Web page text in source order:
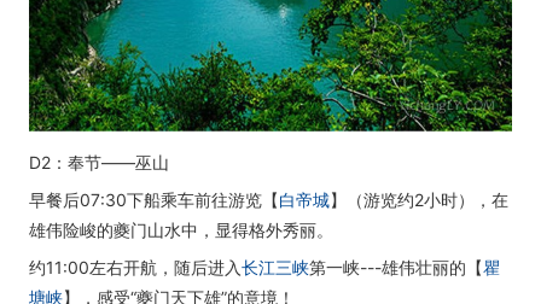
D2：奉节——巫山
早餐后07:30下船乘车前往游览【白帝城】（游览约2小时），在
雄伟险峻的夔门山水中，显得格外秀丽。
约11:00左右开航，随后进入长江三峡第一峡---雄伟壮丽的【瞿
塘峡】，感受“夔门天下雄”的意境！